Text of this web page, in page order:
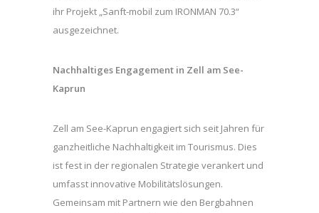
ihr Projekt „Sanft-mobil zum IRONMAN 70.3“
ausgezeichnet.
Nachhaltiges Engagement in Zell am See-
Kaprun
Zell am See-Kaprun engagiert sich seit Jahren für
ganzheitliche Nachhaltigkeit im Tourismus. Dies
ist fest in der regionalen Strategie verankert und
umfasst innovative Mobilitätslösungen.
Gemeinsam mit Partnern wie den Bergbahnen